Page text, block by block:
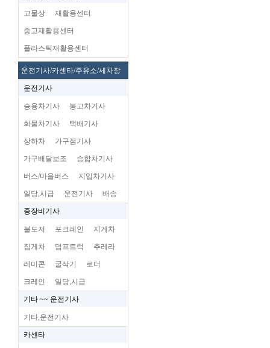
고물상 재활용센터
중고재활용센터
플라스틱재활용센터
운전기사/카센타/주유소/세차장
운전기사
승용차기사 봉고차기사
화물차기사 택배기사
상하차 가구점기사
가구배달보조 승합차기사
버스/마을버스 지입차기사
일당,시급 운전기사 배송
중장비기사
불도저 포크레인 지게차
집게차 덤프트럭 추레라
레미콘 굴삭기 로더
크레인 일당,시급
기타 ~~ 운전기사
기타,운전기사
카센타